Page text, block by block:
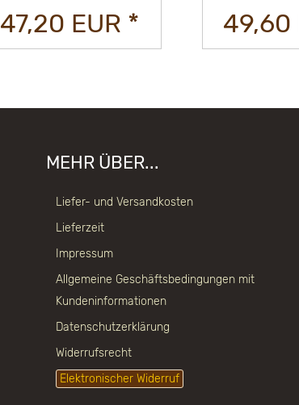
47,20 EUR * 49,60
MEHR ÜBER...
Liefer- und Versandkosten
Lieferzeit
Impressum
Allgemeine Geschäftsbedingungen mit
Kundeninformationen
Datenschutzerklärung
Widerrufsrecht
Elektronischer Widerruf